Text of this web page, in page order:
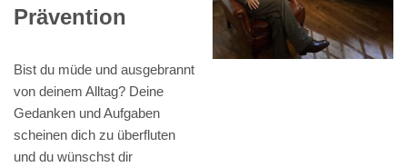
Prävention
Bist du müde und ausgebrannt
von deinem Alltag? Deine
Gedanken und Aufgaben
scheinen dich zu überfluten
und du wünschst dir